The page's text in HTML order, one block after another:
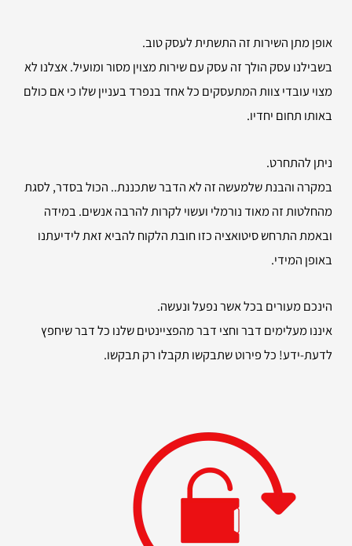
אופן מתן השירות זה התשתית לעסק טוב.
בשבילנו עסק הולך זה עסק עם שירות מצוין מסור ומועיל. אצלנו לא
מצוי עובדי צוות המתעסקים כל אחד בנפרד בעניין שלו כי אם כולם
באותו תחום יחדיו.
ניתן להתחרט.
במקרה והבנת שלמעשה זה לא הדבר שתכננת.. הכול בסדר, לסגת
מהחלטות זה מאוד נורמלי ועשוי לקרות להרבה אנשים. במידה
ובאמת התרחש סיטואציה כזו חובת הלקוח להביא זאת לידיעתנו
באופן המידי.
הינכם מעורים בכל אשר נפעל ונעשה.
איננו מעלימים דבר וחצי דבר מהפציינטים שלנו כל דבר שיחפץ
לדעת-ידע! כל פירוט שתבקשו תקבלו רק תבקשו.